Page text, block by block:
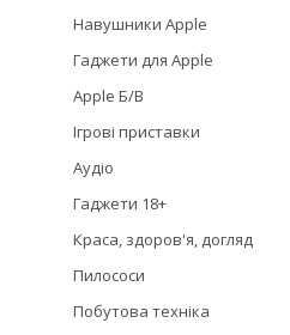
Навушники Apple
Гаджети для Apple
Apple Б/В
Ігрові приставки
Аудіо
Гаджети 18+
Краса, здоров'я, догляд
Пилососи
Побутова техніка